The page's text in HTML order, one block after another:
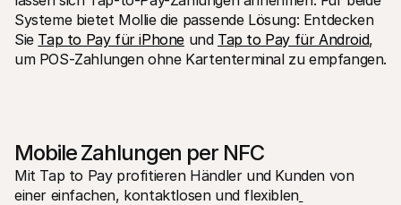
Systeme bietet Mollie die passende Lösung: Entdecken
Sie Tap to Pay für iPhone und Tap to Pay für Android,
um POS-Zahlungen ohne Kartenterminal zu empfangen.
Mobile Zahlungen per NFC
Mit Tap to Pay profitieren Händler und Kunden von
einer einfachen, kontaktlosen und flexiblen